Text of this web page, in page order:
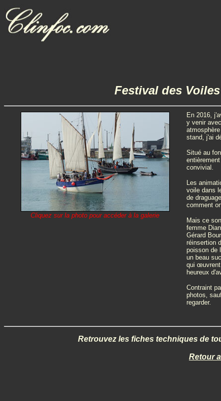
Festival des
Cliquez sur la photo pour accéder à la galerie
En 2016,
y venir
stand, j'ai
Situé au
convivial.
Les
voile dans
de
comment
Mais ce
femme
Gérard
réinsertion
poisson de
un beau
qui œuvrent
heureux
Contraint
photos,
regarder.
Retrouvez les fiches techniques de
Retour